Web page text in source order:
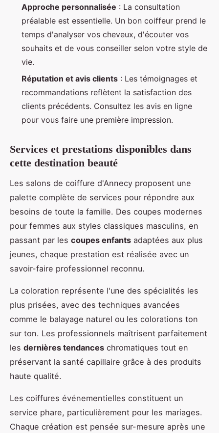
Approche personnalisée : La consultation
préalable est essentielle. Un bon coiffeur prend le
temps d'analyser vos cheveux, d'écouter vos
souhaits et de vous conseiller selon votre style de
vie.
Réputation et avis clients : Les témoignages et
recommandations reflètent la satisfaction des
clients précédents. Consultez les avis en ligne
pour vous faire une première impression.
Services et prestations disponibles dans
cette destination beauté
Les salons de coiffure d'Annecy proposent une
palette complète de services pour répondre aux
besoins de toute la famille. Des coupes modernes
pour femmes aux styles classiques masculins, en
passant par les coupes enfants adaptées aux plus
jeunes, chaque prestation est réalisée avec un
savoir-faire professionnel reconnu.
La coloration représente l'une des spécialités les
plus prisées, avec des techniques avancées
comme le balayage naturel ou les colorations ton
sur ton. Les professionnels maîtrisent parfaitement
les dernières tendances chromatiques tout en
préservant la santé capillaire grâce à des produits
haute qualité.
Les coiffures événementielles constituent un
service phare, particulièrement pour les mariages.
Chaque création est pensée sur-mesure après une